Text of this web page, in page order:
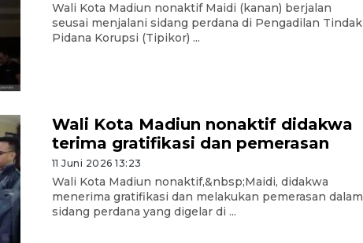
Wali Kota Madiun nonaktif Maidi (kanan) berjalan
seusai menjalani sidang perdana di Pengadilan Tindak
Pidana Korupsi (Tipikor) ...
Wali Kota Madiun nonaktif didakwa
terima gratifikasi dan pemerasan
11 Juni 2026 13:23
Wali Kota Madiun nonaktif,&nbsp;Maidi, didakwa
menerima gratifikasi dan melakukan pemerasan dalam
sidang perdana yang digelar di ...